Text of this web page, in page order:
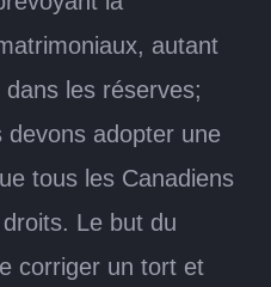
autant
les réserves;
devons adopter une
tous les Canadiens
Le but du
corriger un tort et